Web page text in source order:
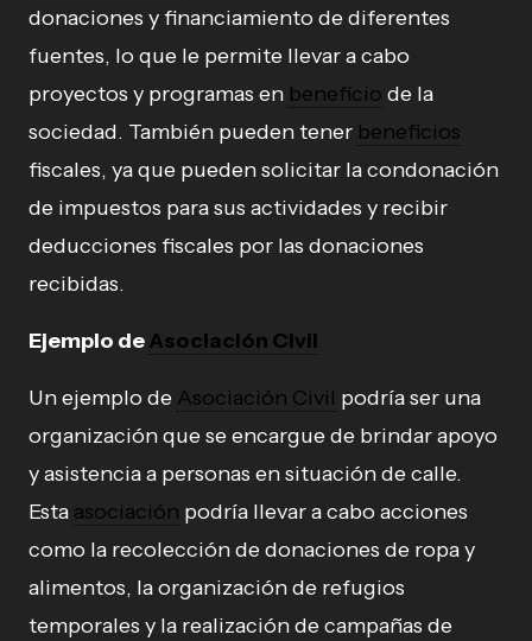
donaciones y financiamiento de diferentes
fuentes, lo que le permite llevar a cabo
proyectos y programas en beneficio de la
sociedad. También pueden tener beneficios
fiscales, ya que pueden solicitar la condonación
de impuestos para sus actividades y recibir
deducciones fiscales por las donaciones
recibidas.
Ejemplo deAsociación Civil
Un ejemplo de Asociación Civil podría ser una
organización que se encargue de brindar apoyo
y asistencia a personas en situación de calle.
Esta asociación podría llevar a cabo acciones
como la recolección de donaciones de ropa y
alimentos, la organización de refugios
temporales y la realización de campañas de